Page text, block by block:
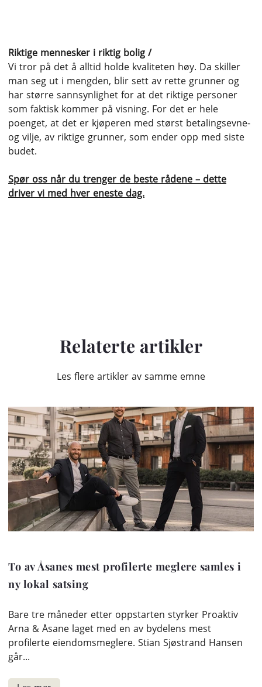
Riktige mennesker i riktig bolig /
Vi tror på det å alltid holde kvaliteten høy. Da skiller
man seg ut i mengden, blir sett av rette grunner og
har større sannsynlighet for at det riktige personer
som faktisk kommer på visning. For det er hele
poenget, at det er kjøperen med størst betalingsevne-
og vilje, av riktige grunner, som ender opp med siste
budet.
Spør oss når du trenger de beste rådene – dette
driver vi med hver eneste dag.
Relaterte artikler
Les flere artikler av samme emne
To av Åsanes mest profilerte meglere samles i
ny lokal satsing
Bare tre måneder etter oppstarten styrker Proaktiv
Arna & Åsane laget med en av bydelens mest
profilerte eiendomsmeglere. Stian Sjøstrand Hansen
går...